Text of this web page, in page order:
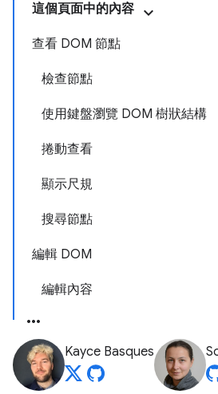
這個頁面中的內容
查看 DOM 節點
檢查節點
使用鍵盤瀏覽 DOM 樹狀結構
捲動查看
顯示尺規
搜尋節點
編輯 DOM
編輯內容
Kayce Basques